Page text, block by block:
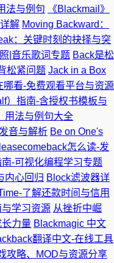
法与例句
《Blackmail》
解 Moving Backward：
：关键时刻的抉择与突
|音乐歌词专题 Back是松
松紧问题 Jack in a Box
哪看-免费观看平台与资源
）指南-含授权书模板与
用法与例句大全
音与解析 Be on One's
怎么读-发
-可视化编程学习专题
内心回归 Block滤波器详
了解还款时间与信用
学习资源 从挫折中崛
长力量 Blackmagic 中文
翻译中文-在线工具
攻略、MOD与资源分享